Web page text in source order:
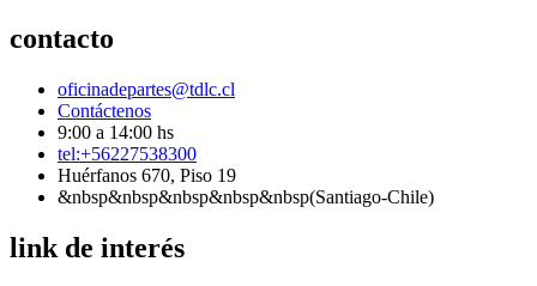
contacto
oficinadepartes@tdlc.cl
Contáctenos
9:00 a 14:00 hs
tel:+56227538300
Huérfanos 670, Piso 19
&nbsp&nbsp&nbsp&nbsp&nbsp(Santiago-Chile)
link de interés